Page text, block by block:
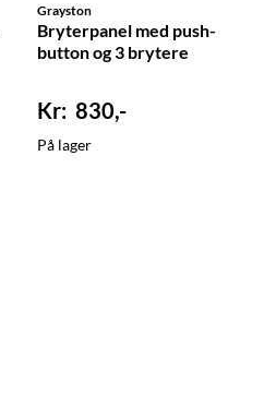
Grayston
Bryterpanel med push-
button og 3 brytere
830,-
På lager